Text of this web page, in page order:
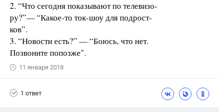
2. “Что сегодня показывают по телевизо-
ру?”— “Какое-то ток-шоу для подрост-
ков”.
3. “Новости есть?” — “Боюсь, что нет.
Позвоните попозже".
11 января 2018
1 ответ